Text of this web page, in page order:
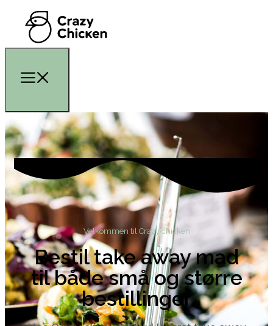
Velkommen til Crazy chicken
Bestil take away mad
til både små og større
bestillinger